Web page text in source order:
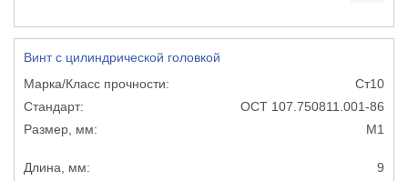
Винт с цилиндрической головкой
Ст10
ОСТ 107.750811.001-86
М1
9